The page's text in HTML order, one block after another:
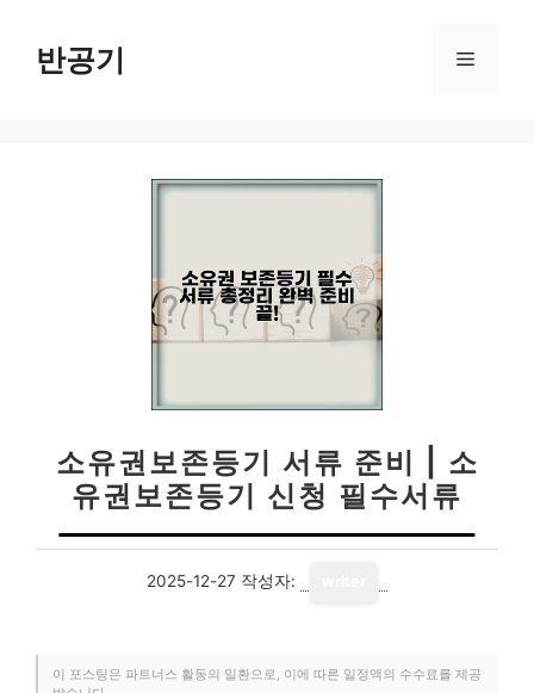
반공기 메
소유권보존등기 서류 준비 | 소
유권보존등기 신청 필수서류
2025-12-27 작성자:
이 포스팅은 파트너스 활동의 일환으로, 이에 따른 일정액의 수수료를 제공